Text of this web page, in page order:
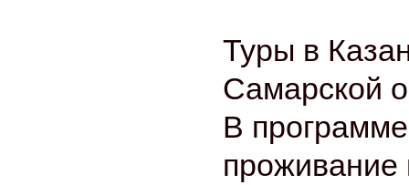
Туры в
Самарской
В
проживание